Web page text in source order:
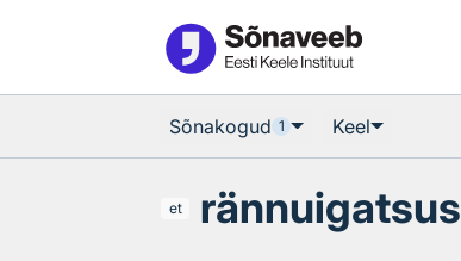
Sõnakogud 1 Keel
et rännuigatsus